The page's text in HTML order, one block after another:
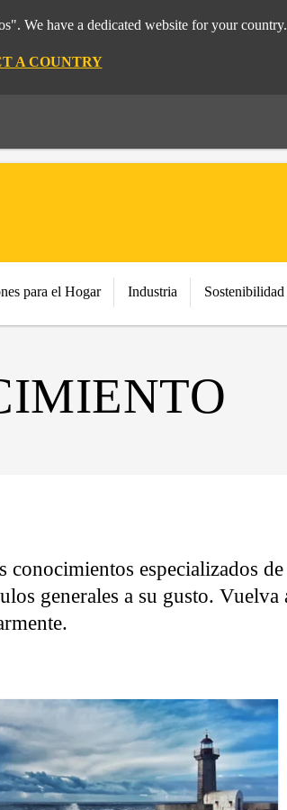
We have a dedicated website for your country.
A COUNTRY
para el Hogar Industria Sostenibilidad
conocimientos especializados
generales a su gusto.